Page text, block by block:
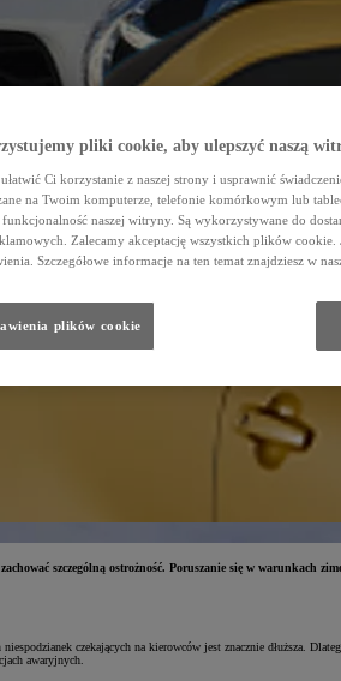
szczególną ostrożność. Poruszanie się w warunkach
czekających na kierowców jest znacznie dłuższa.
awaryjnych.
pliki cookie, aby ulepszyć naszą
Ci korzystanie z naszej strony i usprawnić
na Twoim komputerze, telefonie komórkowym lub
funkcjonalność naszej witryny. Są wykorzystywane do
Zalecamy akceptację wszystkich plików cookie.
Szczegółowe informacje na ten temat znajdziesz w
plików cookie